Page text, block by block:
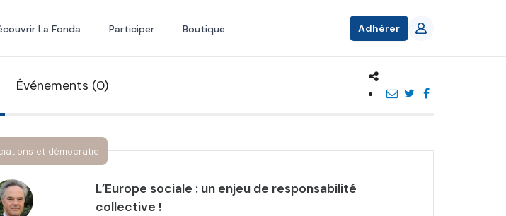
La Fonda Participer Boutique Adhérer
Événements (0)
et démocratie
L’Europe sociale : un enjeu de responsabilité
collective !